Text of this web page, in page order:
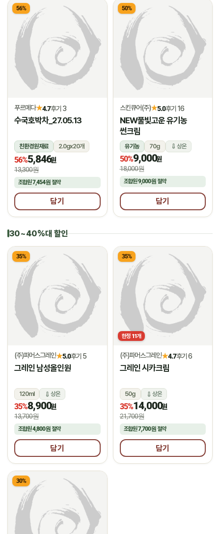
56%
푸르메다★4.7후기 3
수국호박차_27.05.13
친환경원재료
2.0gx20개
상온
56%5,846원
13,300원
조합원7,454원 절약
담기
50%
스킨큐어(주)★5.0후기 16
NEW풀빛고운 유기농
썬크림
유기농 70g 상온
50%9,000원
18,000원
조합원9,000원절약
담기
30~40%대 할인
35%
(주)파머스그레인★5.0후기 5
그레인 남성올인원
120ml 상온
35%8,900원
13,700원
조합원4,800원 절약
담기
35%
한정 11개
(주)파머스그레인★4.7후기 6
그레인 시카크림
50g 상온
35%14,000원
21,700원
조합원7,700원절약
담기
30%